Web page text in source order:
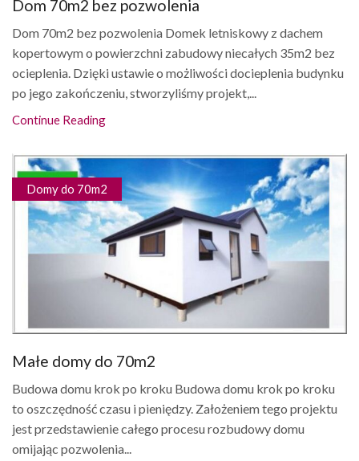
Dom 70m2 bez pozwolenia
Dom 70m2 bez pozwolenia Domek letniskowy z dachem
kopertowym o powierzchni zabudowy niecałych 35m2 bez
ocieplenia. Dzięki ustawie o możliwości docieplenia budynku
po jego zakończeniu, stworzyliśmy projekt,...
Continue Reading
Domy do 70m2
Małe domy do 70m2
Budowa domu krok po kroku Budowa domu krok po kroku
to oszczędność czasu i pieniędzy. Założeniem tego projektu
jest przedstawienie całego procesu rozbudowy domu
omijając pozwolenia...